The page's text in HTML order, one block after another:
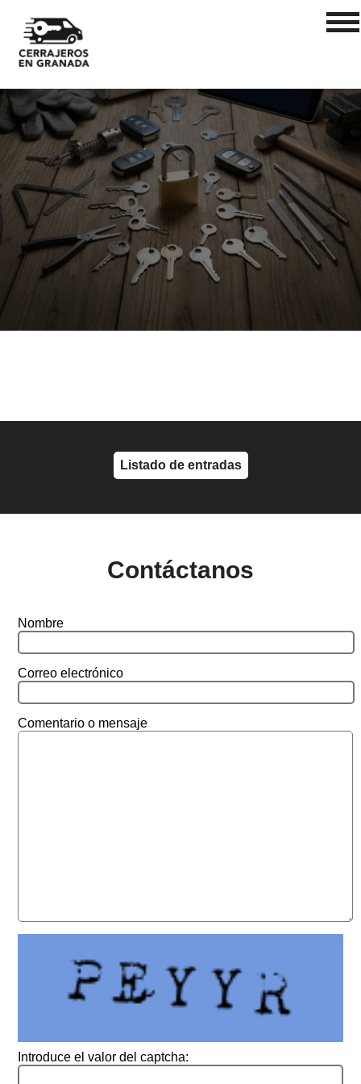
Listado de entradas
Contáctanos
Nombre
Correo electrónico
Comentario o mensaje
Introduce el valor del captcha: